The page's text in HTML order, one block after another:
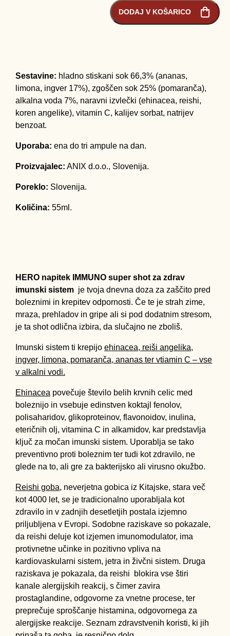
DODAJ V KOŠARICO
Sestavine: hladno stiskani sok 66,3% (ananas,
limona, ingver 17%), zgoščen sok 25% (pomaranča),
alkalna voda 7%, naravni izvlečki (ehinacea, reishi,
koren angelike), vitamin C, kalijev sorbat, natrijev
benzoat.
Uporaba: ena do tri ampule na dan.
Proizvajalec: ANIX d.o.o., Slovenija.
Poreklo: Slovenija.
Količina: 55ml.
HERO napitek IMMUNO super shot za zdrav
imunski sistem je tvoja dnevna doza za zaščito pred
boleznimi in krepitev odpornosti. Če te je strah zime,
mraza, prehladov in gripe ali si pod dodatnim stresom,
je ta shot odlična izbira, da slučajno ne zboliš.
Imunski sistem ti krepijo ehinacea, reiši angelika,
ingver, limona, pomaranča, ananas ter vtiamin C – vse
v alkalni vodi.
Ehinacea povečuje število belih krvnih celic med
boleznijo in vsebuje edinstven koktajl fenolov,
polisaharidov, glikoproteinov, flavonoidov, inulina,
eteričnih olj, vitamina C in alkamidov, kar predstavlja
ključ za močan imunski sistem. Uporablja se tako
preventivno proti boleznim ter tudi kot zdravilo, ne
glede na to, ali gre za bakterijsko ali virusno okužbo.
Reishi goba, neverjetna gobica iz Kitajske, stara več
kot 4000 let, se je tradicionalno uporabljala kot
zdravilo in v zadnjih desetletjih postala izjemno
priljubljena v Evropi. Sodobne raziskave so pokazale,
da reishi deluje kot izjemen imunomodulator, ima
protivnetne učinke in pozitivno vpliva na
kardiovaskularni sistem, jetra in živčni sistem. Druga
raziskava je pokazala, da reishi blokira vse štiri
kanale alergijskih reakcij, s čimer zavira
prostaglandine, odgovorne za vnetne procese, ter
preprečuje sproščanje histamina, odgovornega za
alergijske reakcije. Seznam zdravstvenih koristi, ki jih